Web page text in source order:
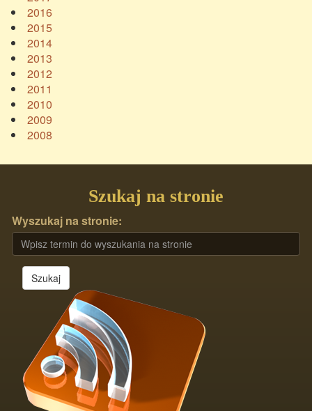
2016
2015
2014
2013
2012
2011
2010
2009
2008
Szukaj na stronie
Wyszukaj na stronie:
Szukaj